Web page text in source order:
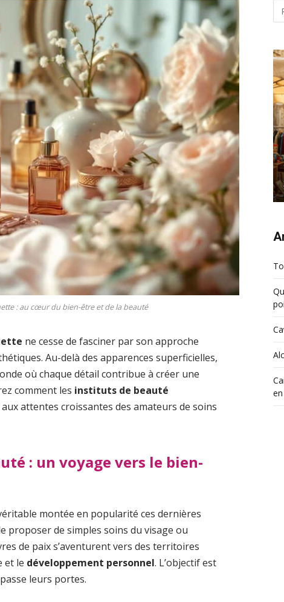
: au cœur du bien-être et de la beauté
ne cesse de fasciner par son approche
Au-delà des apparences superficielles,
où chaque détail contribue à créer une
comment les instituts de beauté
attentes croissantes des amateurs de soins
: un voyage vers le bien-
montée en popularité ces dernières
proposer de simples soins du visage ou
de paix s’aventurent vers des territoires
et le développement personnel. L’objectif est
leurs portes.